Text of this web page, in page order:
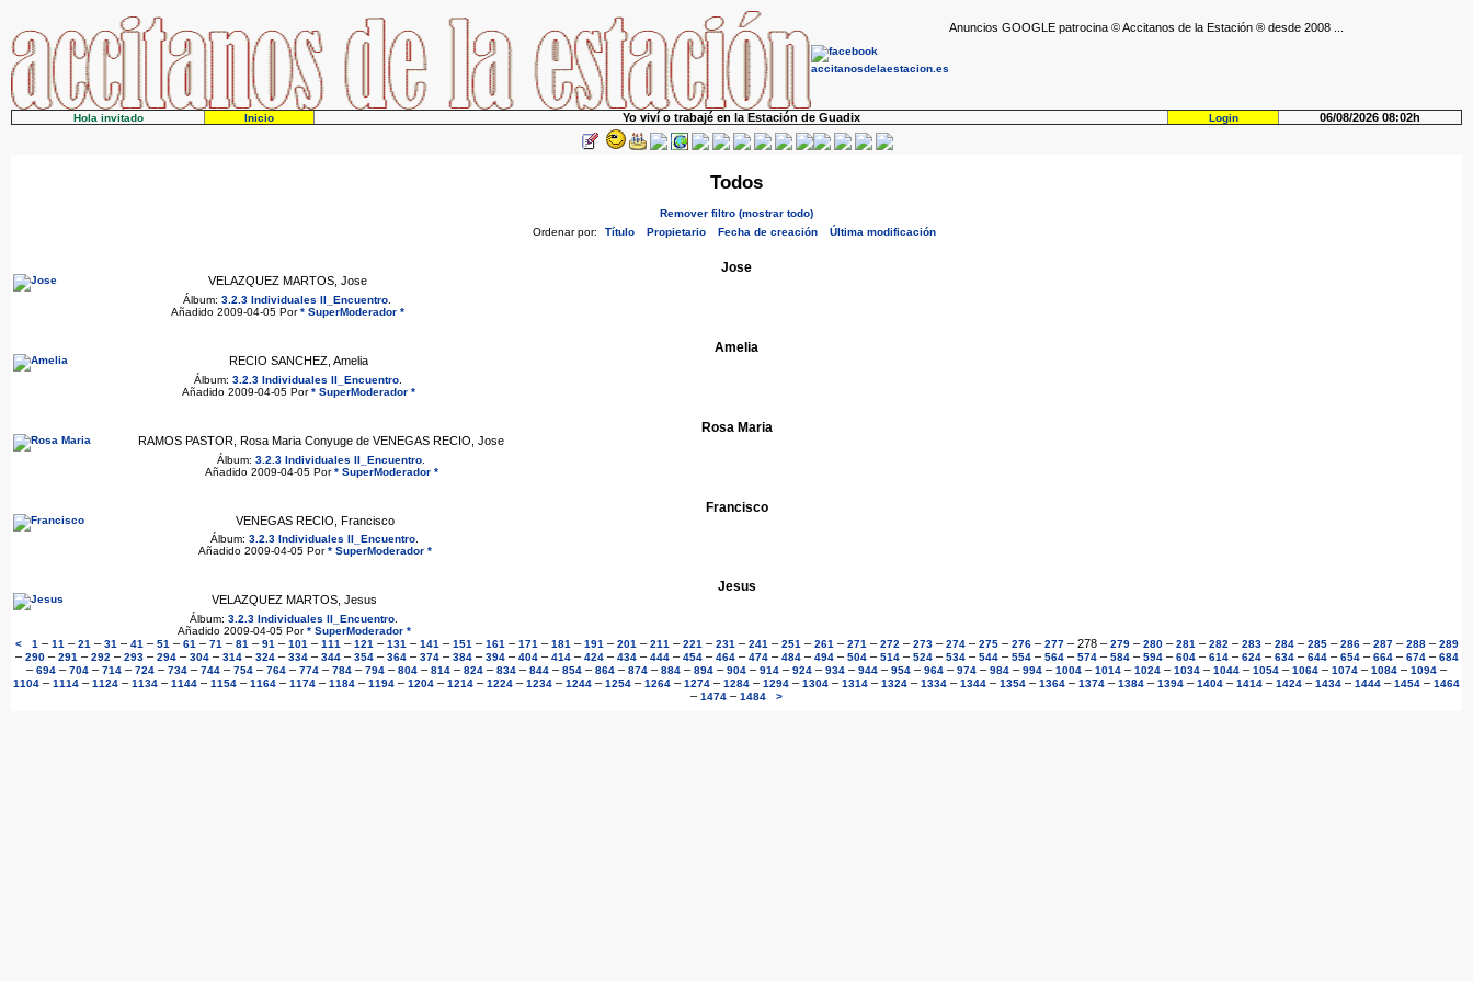
Anuncios GOOGLE patrocina © Accitanos de la Estación ® desde 2008 ...
Hola invitado Inicio Yo viví o trabajé en la Estación de Guadix Login 06/08/2026 08:02h
Todos
Remover filtro (mostrar todo)
Ordenar por:
Título Propietario Fecha de creación Última modificación
Jose
VELAZQUEZ MARTOS, Jose
Álbum: 3.2.3 Individuales II_Encuentro
Añadido 2009-04-05 Por* SuperModerador *
Amelia
RECIO SANCHEZ, Amelia
Álbum: 3.2.3 Individuales II_Encuentro
Añadido 2009-04-05 Por* SuperModerador *
Rosa Maria
RAMOS PASTOR, Rosa Maria Conyuge de VENEGAS RECIO, Jose
Álbum: 3.2.3 Individuales II_Encuentro
Añadido 2009-04-05 Por* SuperModerador *
Francisco
VENEGAS RECIO, Francisco
Álbum: 3.2.3 Individuales II_Encuentro.
Añadido 2009-04-05 Por* SuperModerador *
Jesus
VELAZQUEZ MARTOS, Jesus
Álbum: 3.2.3 Individuales II_Encuentro
Añadido 2009-04-05 Por* SuperModerador *
<
1 – 11 – 21 – 31 – 41 – 51 – 61 – 71 – 81 – 91 – 101 – 111 – 121 – 131 – 141 – 151 – 161 – 171 – 181 – 191 – 201 – 211 – 221 – 231 – 241 – 251 – 261 – 271 – 272 – 273– 274– 275– 276– 277– 278– 279– 280– 281 – 282 – 283– 284– 285– 286– 287– 288– 289
– 290– 291 – 292 – 293– 294– 304– 314– 324– 334– 344– 354– 364– 374– 384– 394– 404– 414– 424– 434– 444– 454– 464– 474– 484– 494– 504– 514– 524– 534– 544– 554– 564– 574– 584– 594– 604– 614– 624– 634– 644– 654– 664– 674– 684
– 694 – 704 – 714 – 724 – 734 – 744 – 754 – 764 – 774 – 784 – 794 – 804 – 814 – 824 – 834 – 844 – 854 – 864 – 874 – 884 – 894 – 904 – 914 – 924 – 934 – 944 – 954 – 964 – 974 – 984 – 994 – 1004 – 1014 – 1024 – 1034 – 1044 – 1054 – 1064 – 1074 – 1084 – 1094 –
1104 – 1114 – 1124 – 1134 – 1144 – 1154 – 1164 – 1174 – 1184 – 1194 – 1204 – 1214 – 1224 – 1234 – 1244 – 1254 – 1264 – 1274 – 1284 – 1294 – 1304 – 1314 – 1324 – 1334 – 1344 – 1354 – 1364 – 1374 – 1384 – 1394 – 1404 – 1414 – 1424 – 1434 – 1444 – 1454 – 1464
– 1474 – 1484 >